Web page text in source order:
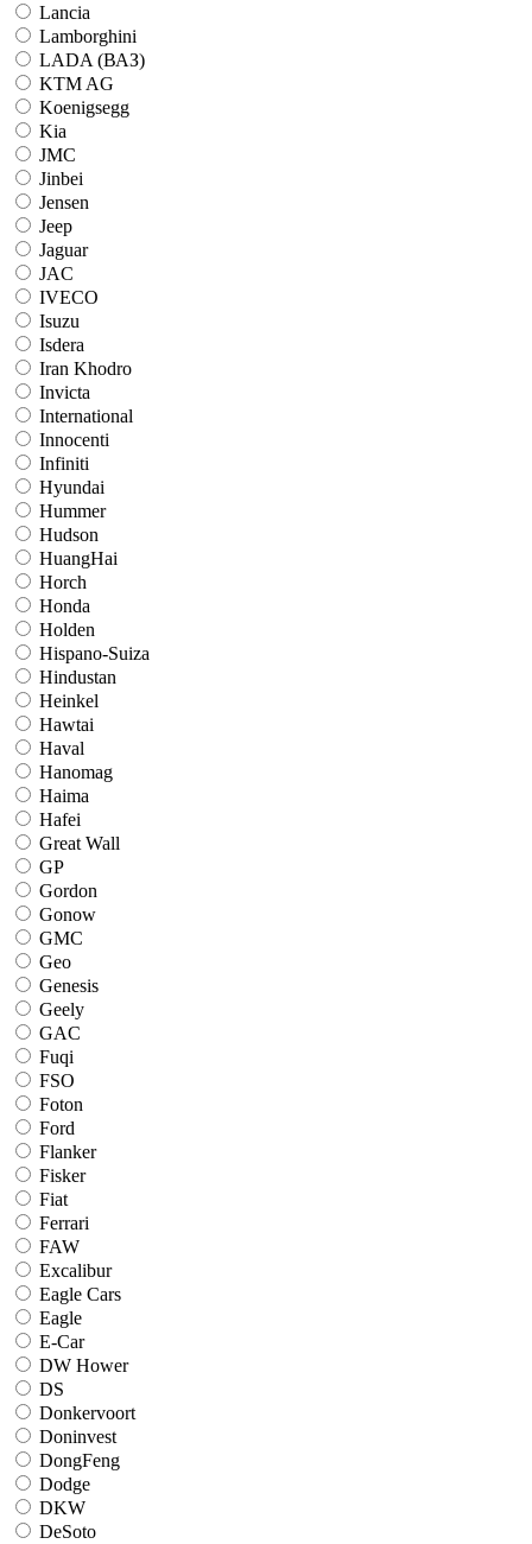
Lancia
Lamborghini
LADA (ВАЗ)
KTM AG
Koenigsegg
Kia
JMC
Jinbei
Jensen
Jeep
Jaguar
JAC
IVECO
Isuzu
Isdera
Iran Khodro
Invicta
International
Innocenti
Infiniti
Hyundai
Hummer
Hudson
HuangHai
Horch
Honda
Holden
Hispano-Suiza
Hindustan
Heinkel
Hawtai
Haval
Hanomag
Haima
Hafei
Great Wall
GP
Gordon
Gonow
GMC
Geo
Genesis
Geely
GAC
Fuqi
FSO
Foton
Ford
Flanker
Fisker
Fiat
Ferrari
FAW
Excalibur
Eagle Cars
Eagle
E-Car
DW Hower
DS
Donkervoort
Doninvest
DongFeng
Dodge
DKW
DeSoto